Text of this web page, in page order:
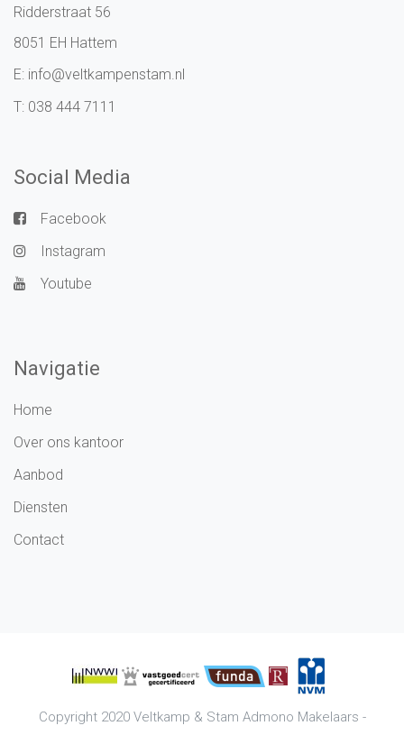
Ridderstraat 56
8051 EH Hattem
E: info@veltkampenstam.nl
T: 038 444 7111
Social Media
Facebook
Instagram
Youtube
Navigatie
Home
Over ons kantoor
Aanbod
Diensten
Contact
Copyright 2020 Veltkamp & Stam Admono Makelaars -